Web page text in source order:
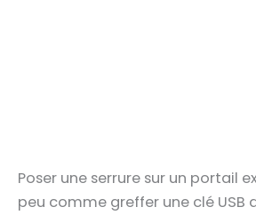
Poser une serrure sur un portail
peu comme greffer une clé USB